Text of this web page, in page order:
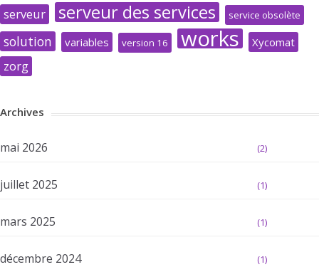
serveur serveur des services service obsolète
solution variables version 16 works Xycomat
zorg
Archives
mai 2026 (2)
juillet 2025 (1)
mars 2025 (1)
décembre 2024 (1)